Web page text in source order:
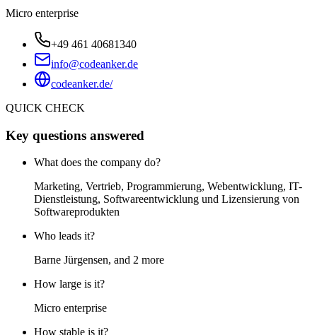
Micro enterprise
+49 461 40681340
info@codeanker.de
codeanker.de/
QUICK CHECK
Key questions answered
What does the company do?
Marketing, Vertrieb, Programmierung, Webentwicklung, IT-
Dienstleistung, Softwareentwicklung und Lizensierung von
Softwareprodukten
Who leads it?
Barne Jürgensen, and 2 more
How large is it?
Micro enterprise
How stable is it?